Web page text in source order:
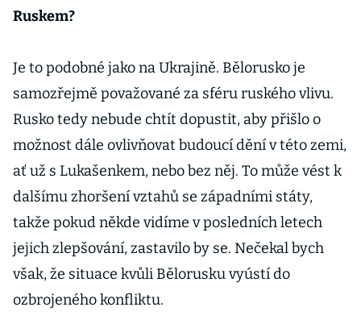
Ruskem?
Je to podobné jako na Ukrajině. Bělorusko je
samozřejmě považované za sféru ruského vlivu.
Rusko tedy nebude chtít dopustit, aby přišlo o
možnost dále ovlivňovat budoucí dění v této zemi,
ať už s Lukašenkem, nebo bez něj. To může vést k
dalšímu zhoršení vztahů se západními státy,
takže pokud někde vidíme v posledních letech
jejich zlepšování, zastavilo by se. Nečekal bych
však, že situace kvůli Bělorusku vyústí do
ozbrojeného konfliktu.